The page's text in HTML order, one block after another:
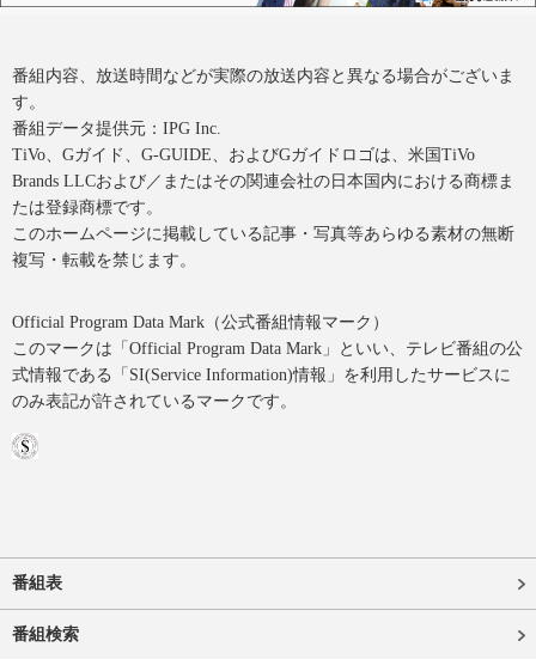
番組内容、放送時間などが実際の放送内容と異なる場合がございま
す。
番組データ提供元：IPG Inc.
TiVo、Gガイド、G-GUIDE、およびGガイドロゴは、米国TiVo
Brands LLCおよび／またはその関連会社の日本国内における商標ま
たは登録商標です。
このホームページに掲載している記事・写真等あらゆる素材の無断
複写・転載を禁じます。
Official Program Data Mark（公式番組情報マーク）
このマークは「Official Program Data Mark」といい、テレビ番組の公
式情報である「SI(Service Information)情報」を利用したサービスに
のみ表記が許されているマークです。
番組表
番組検索